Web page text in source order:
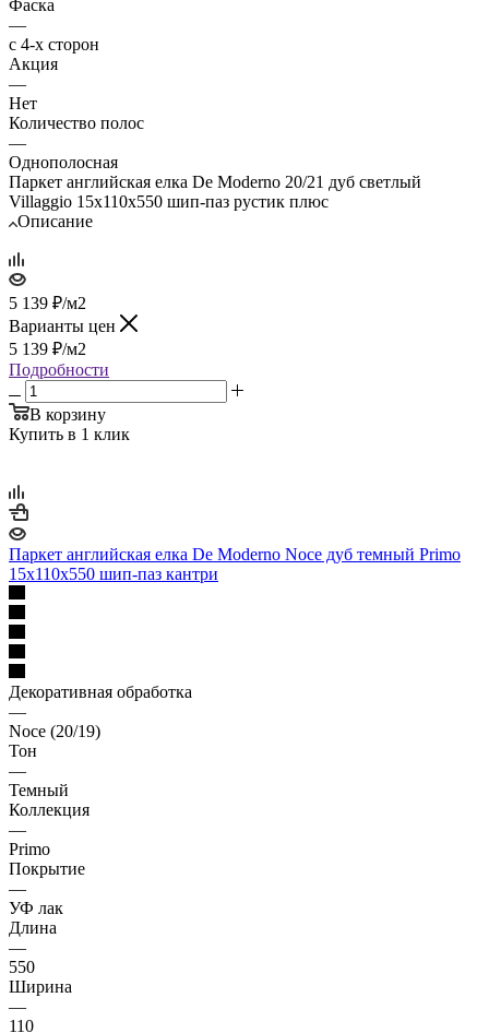
Фаска
—
с 4-х сторон
Акция
—
Нет
Количество полос
—
Однополосная
Паркет английская елка De Moderno 20/21 дуб светлый
Villaggio 15х110х550 шип-паз рустик плюс
Описание
5 139 ₽/м2
Варианты цен
5 139 ₽/м2
Подробности
В корзину
Купить в 1 клик
Паркет английская елка De Moderno Noce дуб темный Primo
15х110х550 шип-паз кантри
Декоративная обработка
—
Noce (20/19)
Тон
—
Темный
Коллекция
—
Primo
Покрытие
—
УФ лак
Длина
—
550
Ширина
—
110